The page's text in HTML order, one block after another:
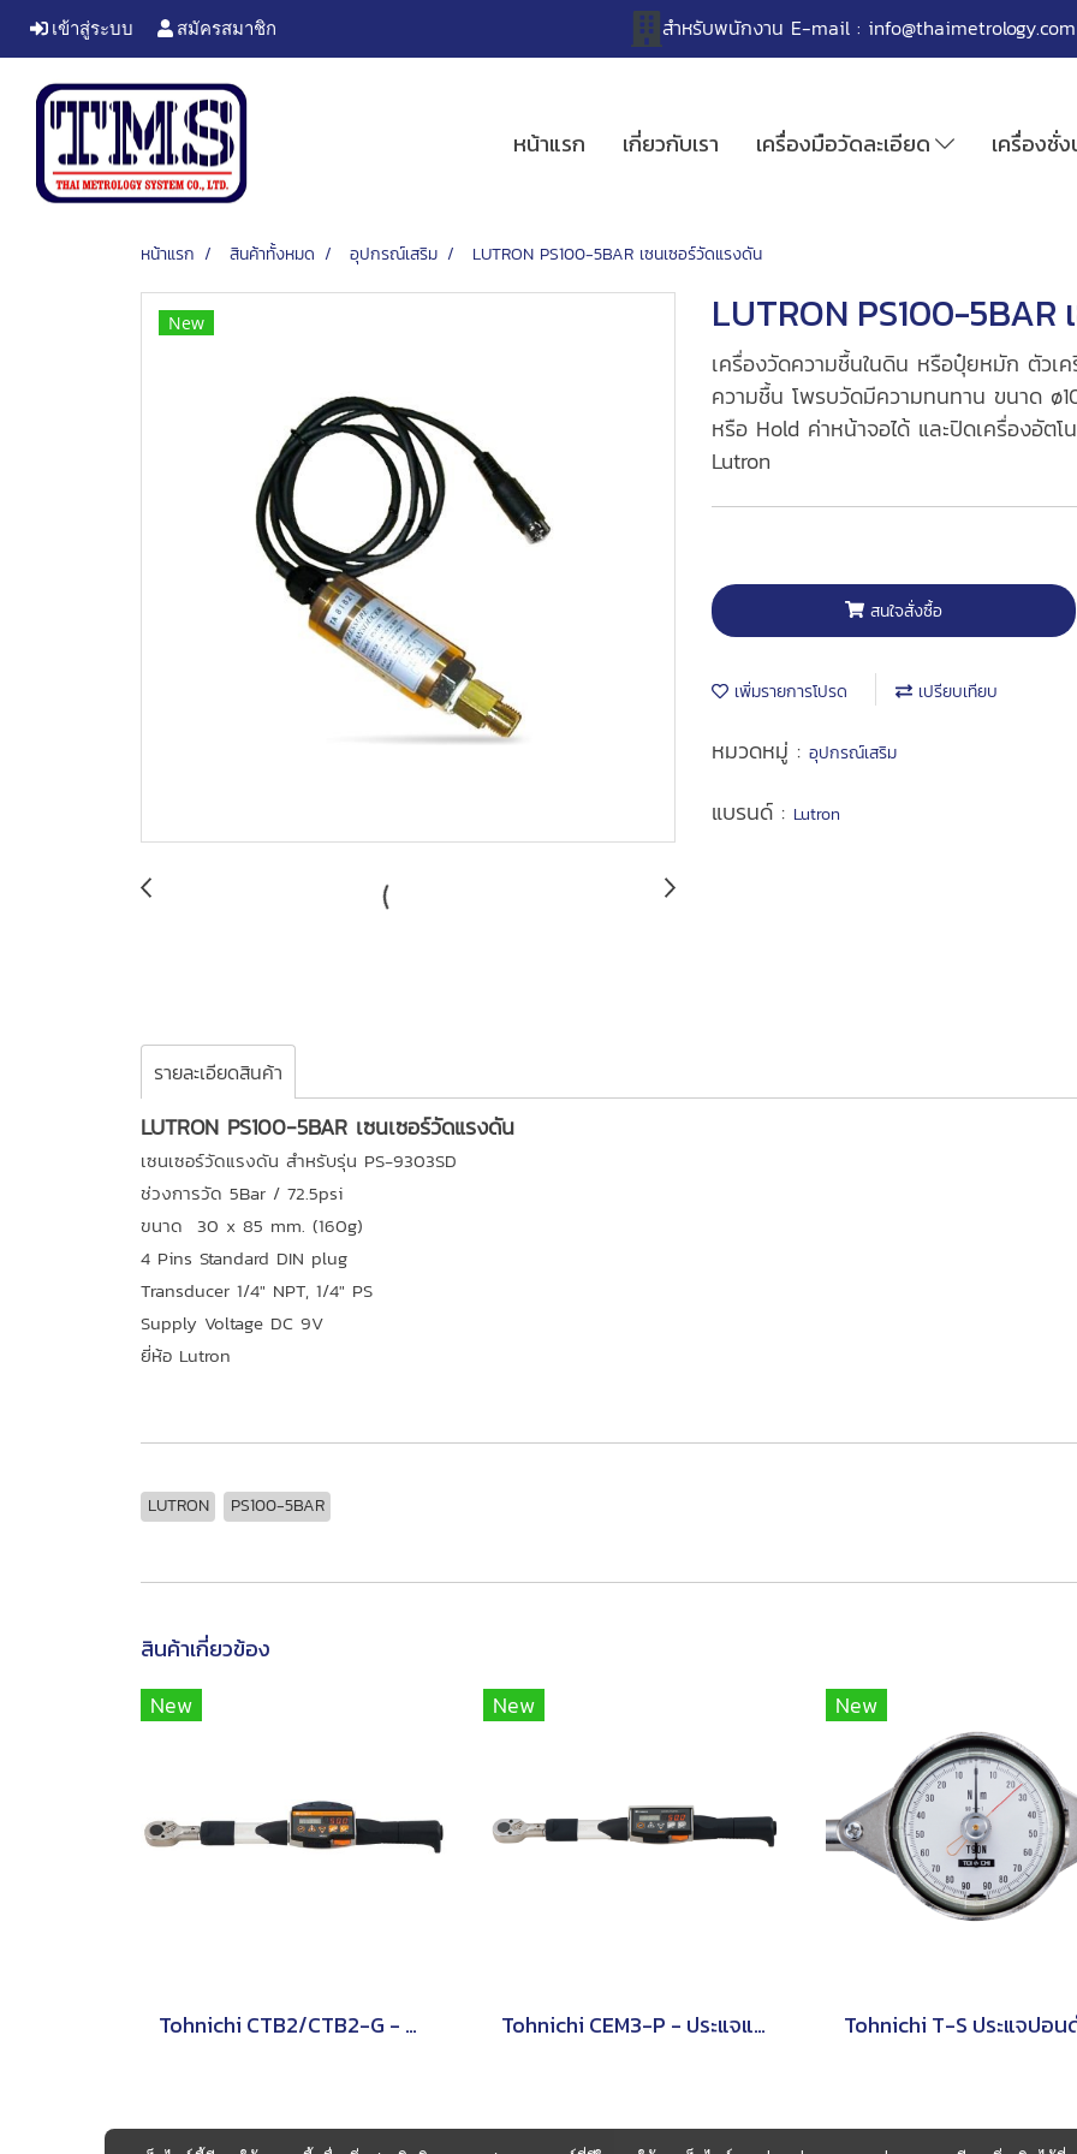
เข้าสู่ระบบ สมัครสมาชิก สำหรับพนักงาน E-mail : info@thaimetrology.com
หน้าแรก เกี่ยวกับเรา เครื่องมือวัดละเอียด เครื่องชั่
หน้าแรก สินค้าทั้งหมด อุปกรณ์เสริม LUTRON PS100-5BAR เซนเซอร์วัดแรงดัน
New LUTRON PS100-5BAR
เครื่องวัดความชื้นในดิน หรือปุ๋ยหมัก ตัว
ความชื้น โพรบวัดมีความทนทาน ขนาด
หรือ Hold ค่าหน้าจอได้ และปิดเครื่องอัต
Lutron
สนใจสั่งซื้อ
เพิ่มรายการโปรด เปรียบเทียบ
หมวดหมู่ : อุปกรณ์เสริม
แบรนด์ : Lutron
รายละเอียดสินค้า
LUTRON PS100-5BAR เซนเซอร์วัดแรงดัน
เซนเซอร์วัดแรงดัน สำหรับรุ่น PS-9303SD
ช่วงการวัด 5Bar / 72.5psi
ขนาด 30 x 85 mm. (160g)
4 Pins Standard DIN plug
Transducer 1/4" NPT, 1/4" PS
Supply Voltage DC 9V
ยี่ห้อ Lutron
LUTRON PS100-5BAR
สินค้าเกี่ยวข้อง
New
Tohnichi CTB2/CTB2-G - ประแจปอนด์แบบดิจิทัล
New
Tohnichi CEM3-P - ประแจแรงบิดดิจิตอลชนิดหัวเปลี่ยนได้
New